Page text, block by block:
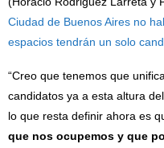
Ciudad de Buenos Aires no
espacios tendrán un solo
“Creo que tenemos que
candidatos ya a esta altura
lo que resta definir ahora es
que nos ocupemos y que